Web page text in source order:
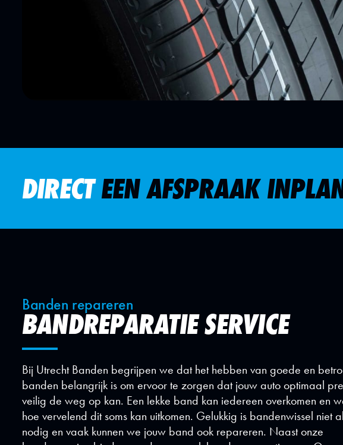
DIRECTEEN AFSPRAAK
Banden repareren
BANDREPARATIE SERVICE
Bij Utrecht Banden begrijpen we dat het hebben van goede en
banden belangrijk is om ervoor te zorgen dat jouw auto optimaal
veilig de weg op kan. Een lekke band kan iedereen overkomen en
hoe vervelend dit soms kan uitkomen. Gelukkig is bandenwissel niet
nodig en vaak kunnen we jouw band ook repareren. Naast onze